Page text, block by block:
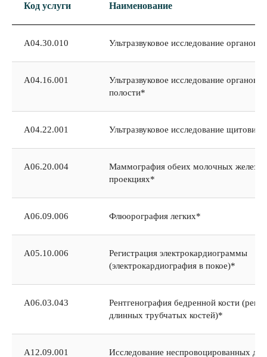
Код услуги Наименование
А04.30.010 Ультразвуковое исследование органов
А04.16.001
Ультразвуковое исследование органов
полости*
А04.22.001 Ультразвуковое исследование
A06.20.004
Маммография обеих молочных желез в
проекциях*
A06.09.006 Флюорография легких*
А05.10.006
Регистрация электрокардиограммы
(электрокардиография в покое)*
А06.03.043
Рентгенография бедренной кости
длинных трубчатых костей)*
А12.09.001 Исследование неспровоцированных